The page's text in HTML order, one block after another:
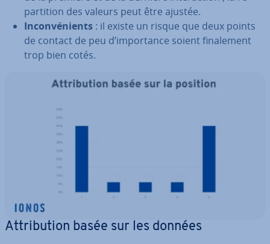
par­ti­tion des valeurs peut être ajustée.
In­con­vé­nients : il existe un risque que deux points
de contact de peu d’im­por­tance soient fi­na­le­ment
trop bien cotés.
At­tri­bu­tion basée sur les données